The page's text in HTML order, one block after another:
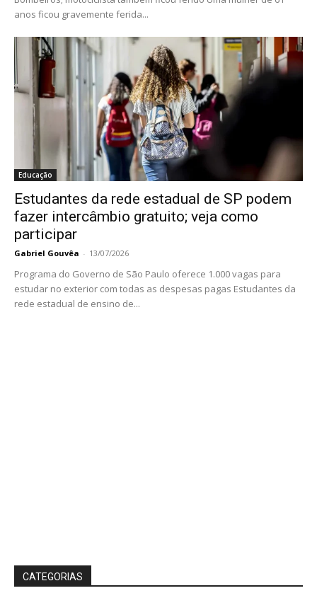
anos ficou gravemente ferida...
Educação
Estudantes da rede estadual de SP podem
fazer intercâmbio gratuito; veja como
participar
Gabriel Gouvêa - 13/07/2026
Programa do Governo de São Paulo oferece 1.000 vagas para
estudar no exterior com todas as despesas pagas Estudantes da
rede estadual de ensino de...
CATEGORIAS